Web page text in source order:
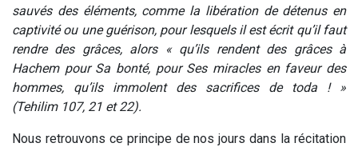
sauvés des éléments, comme la libération de détenus en
captivité ou une guérison, pour lesquels il est écrit qu’il faut
rendre des grâces, alors « qu’ils rendent des grâces à
Hachem pour Sa bonté, pour Ses miracles en faveur des
hommes, qu’ils immolent des sacrifices de toda ! »
(Tehilim 107, 21 et 22).
Nous retrouvons ce principe de nos jours dans la récitation